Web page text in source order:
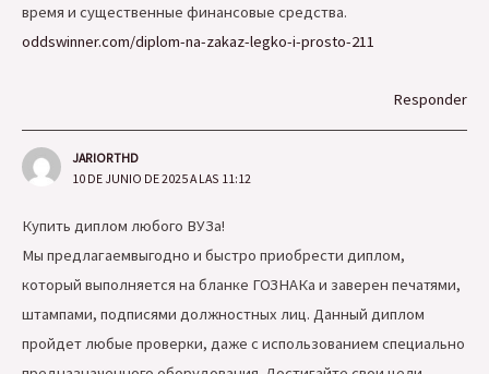
время и существенные финансовые средства.
oddswinner.com/diplom-na-zakaz-legko-i-prosto-211
Responder
JARIORTHD
10 DE JUNIO DE 2025 A LAS 11:12
Купить диплом любого ВУЗа!
Мы предлагаемвыгодно и быстро приобрести диплом,
который выполняется на бланке ГОЗНАКа и заверен печатями,
штампами, подписями должностных лиц. Данный диплом
пройдет любые проверки, даже с использованием специально